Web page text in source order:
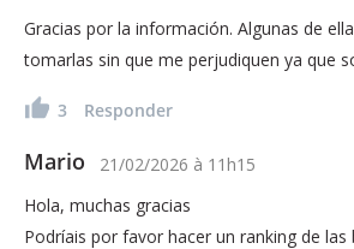
Gracias por la información. Algunas de
tomarlas sin que me perjudiquen ya que
3 Responder
Mario 21/02/2026 à 11h15
Hola, muchas gracias
Podríais por favor hacer un ranking de las